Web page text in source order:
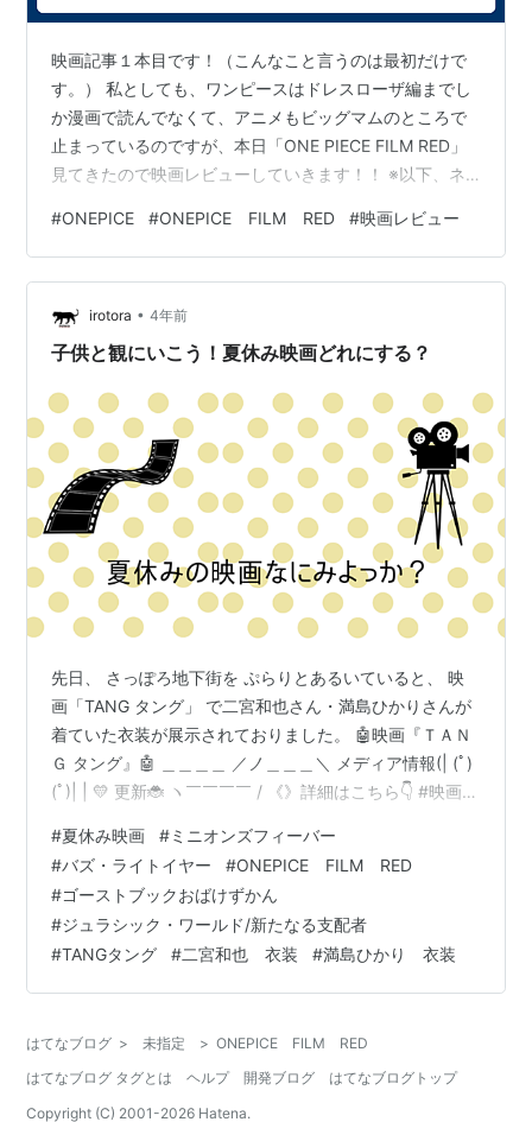
映画記事１本目です！（こんなこと言うのは最初だけで
す。） 私としても、ワンピースはドレスローザ編までし
か漫画で読んでなくて、アニメもビッグマムのところで
止まっているのですが、本日「ONE PIECE FILM RED」
見てきたので映画レビューしていきます！！ ※以下、ネ
とめ！ １．あらすじ ウタのライブに来た麦わらの一味。
熱狂のうちにライブは進みますが、ウタは海賊をとらえ
はじめ、ついには麦わらの一味までとらえてしまいま
す。会場の観客をすべて取りこんだウタは、総手を挙げ
て海賊を探し始めます... ２．感想 ひとことで言うと、 今
#ONEPICE #ONEPICE FILM RED #映画レビュー
irotora • 4年前
子供と観にいこう！夏休み映画どれにする？
先日、 さっぽろ地下街を ぷらりとあるいていると、 映
画「TANG タング」 で二宮和也さん・満島ひかりさんが
着ていた衣装が展示されておりました。 🤖映画『ＴＡＮ
Ｇ タング』🤖 ＿＿＿＿ ／ノ＿＿＿＼ メディア情報(| (ﾟ)
(ﾟ)| | 💛 更新🐞 ヽ￣￣￣￣ / 《》詳細はこちら👇 #映画タ
(@TANGMOVIE_JP) 2022年8月4日 あー夏休み、子供と
映画。 久しぶりに見に行こうかなぁ～と この展示を見て
思いました 笑 夏休みに合わせてたくさんの映画が 上映
されてますね。 ミニオンズフィーバー 勝手に独断と偏見
ランキング 子供と見たい度★★…
#夏休み映画 #ミニオンズフィーバー
#バズ・ライトイヤー #ONEPICE FILM RED
#ゴーストブックおばけずかん
#ジュラシック・ワールド/新たなる支配者
#TANGタング #二宮和也 衣装 #満島ひかり 衣装
はてなブログ > 未指定 > ONEPICE FILM RED
はてなブログ タグとは
ヘルプ 開発ブログ
はてなブログトップ
Copyright (C) 2001-2026 Hatena.